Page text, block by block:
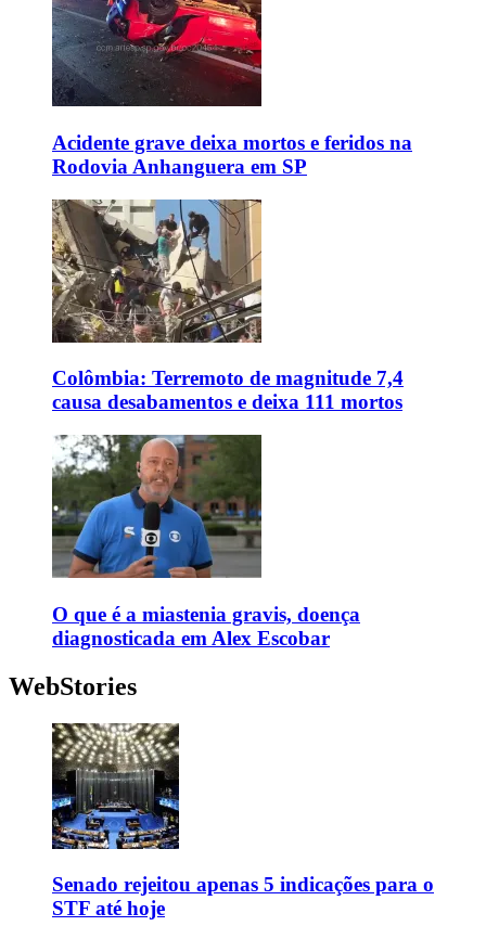
Acidente grave deixa mortos e feridos na
Rodovia Anhanguera em SP
Colômbia: Terremoto de magnitude 7,4
causa desabamentos e deixa 111 mortos
O que é a miastenia gravis, doença
diagnosticada em Alex Escobar
WebStories
Senado rejeitou apenas 5 indicações para o
STF até hoje